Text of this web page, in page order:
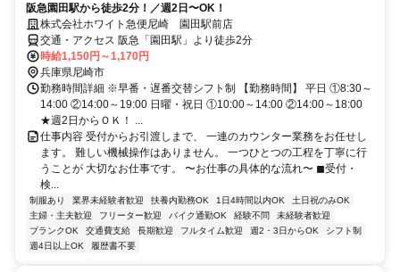
阪急園田駅から徒歩2分！／週2日〜OK！
株式会社ホワイト急便尼崎 園田駅前店
交通・アクセス 阪急「園田駅」より徒歩2分
時給1,150円～1,170円
兵庫県尼崎市
勤務時間詳細 ※早番・遅番交替シフト制 【勤務時間】 平日 ①8:30～
14:00 ②14:00～19:00 日曜・祝日 ①10:00～14:00 ②14:00～18:00
★週2日からＯＫ！ ...
仕事内容 受付からお引渡しまで、 一連のカウンター業務をお任せし
ます。 難しい機械操作はありません。 一つひとつの工程を丁寧に行
うことが 大切なお仕事です。 〜お仕事の具体的な流れ〜 ◼︎受付・
検...
制服あり 業界未経験者歓迎 扶養内勤務OK 1日4時間以内OK
土日祝のみOK
主婦・主夫歓迎
フリーター歓迎 バイク通勤OK 経験不問
未経験者歓迎
ブランクOK
交通費支給 長期歓迎 フルタイム歓迎 週2・3日からOK
シフト制
週4日以上OK
履歴書不要